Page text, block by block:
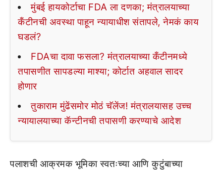
मुंबई हायकोर्टाचा FDA ला दणका; मंत्रालयाच्या
कँटीनची अवस्था पाहून न्यायाधीश संतापले, नेमकं काय
घडलं?
FDAचा दावा फसला? मंत्रालयाच्या कँटीनमध्ये
तपासणीत सापडल्या माश्या; कोर्टात अहवाल सादर
होणार
तुकाराम मुंढेंसमोर मोठं चॅलेंज! मंत्रालयासह उच्च
न्यायालयाच्या कॅन्टीनची तपासणी करण्याचे आदेश
पलाशची आक्रमक भूमिका स्वतःच्या आणि कुटुंबाच्या